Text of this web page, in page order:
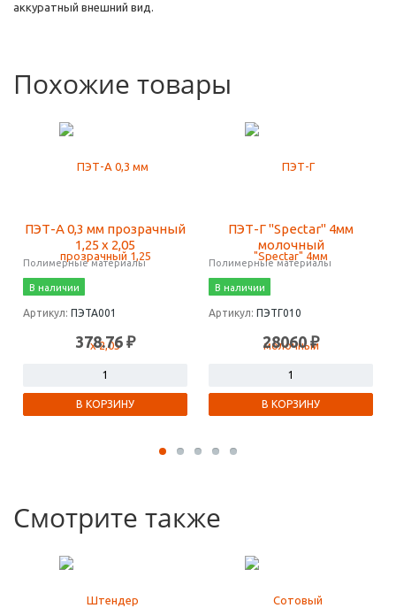
аккуратный внешний вид.
Похожие товары
ПЭТ-А 0,3 мм прозрачный
1,25 х 2,05
Полимерные материалы
В наличии
Артикул: ПЭТА001
378.76 ₽
В КОРЗИНУ
ПЭТ-Г "Spectar" 4мм
молочный
Полимерные материалы
В наличии
Артикул: ПЭТГ010
28060 ₽
В КОРЗИНУ
Смотрите также